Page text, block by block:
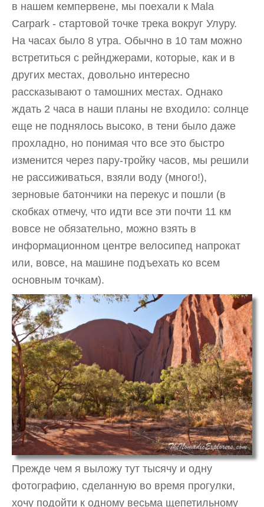
в нашем кемпервене, мы поехали к Mala
Carpark - стартовой точке трека вокруг Улуру.
На часах было 8 утра. Обычно в 10 там можно
встретиться с рейнджерами, которые, как и в
других местах, довольно интересно
рассказывают о тамошних местах. Однако
ждать 2 часа в наши планы не входило: солнце
еще не поднялось высоко, в тени было даже
прохладно, но понимая что все это быстро
изменится через пару-тройку часов, мы решили
не рассиживаться, взяли воду (много!),
зерновые батончики на перекус и пошли (в
скобках отмечу, что идти все эти почти 11 км
вовсе не обязательно, можно взять в
информационном центре велосипед напрокат
или, вовсе, на машине подъехать ко всем
основным точкам).
Прежде чем я выложу тут тысячу и одну
фотографию, сделанную во время прогулки,
хочу подойти к одному весьма щепетильному